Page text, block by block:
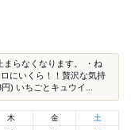
まらなくなります。 ・ね
にいくら！！贅沢な気持
) いちごとキュウイ...
木 金 土